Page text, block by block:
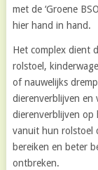
met de ‘Groene
hier hand in hand.
Het complex dient
rolstoel,
of nauwelijks
dierenverblijven en
dierenverblijven
vanuit hun rolstoel
bereiken en beter
ontbreken.